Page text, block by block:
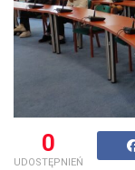
0
UDOSTĘPNIEŃ